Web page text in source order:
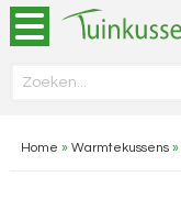
Home » Warmtekussens»